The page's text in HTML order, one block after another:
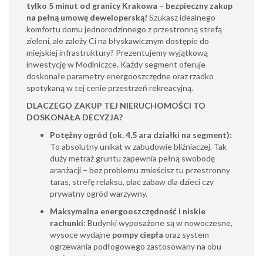
tylko 5 minut od granicy Krakowa – bezpieczny zakup
na pełną umowę deweloperską! Szukasz idealnego
komfortu domu jednorodzinnego z przestronną strefą
zieleni, ale zależy Ci na błyskawicznym dostępie do
miejskiej infrastruktury? Prezentujemy wyjątkową
inwestycję w Modlniczce. Każdy segment oferuje
doskonałe parametry energooszczędne oraz rzadko
spotykaną w tej cenie przestrzeń rekreacyjną.
DLACZEGO ZAKUP TEJ NIERUCHOMOŚCI TO
DOSKONAŁA DECYZJA?
Potężny ogród (ok. 4,5 ara działki na segment):
To absolutny unikat w zabudowie bliźniaczej. Tak
duży metraż gruntu zapewnia pełną swobodę
aranżacji – bez problemu zmieścisz tu przestronny
taras, strefę relaksu, plac zabaw dla dzieci czy
prywatny ogród warzywny.
Maksymalna energooszczędność i niskie
rachunki: Budynki wyposażone są w nowoczesne,
wysoce wydajne pompy ciepła oraz system
ogrzewania podłogowego zastosowany na obu